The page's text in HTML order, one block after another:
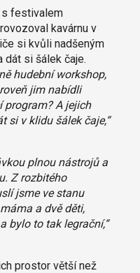
festivalem
kavárnu v
si kvůli nadšeným
dát si šálek čaje.
hudební workshop,
jim nabídli
program? A jejich
si v klidu šálek čaje,“
plnou nástrojů a
Z rozbitého
jsme ve stanu
a dvě děti,
bylo to tak legrační,“
prostor větší než